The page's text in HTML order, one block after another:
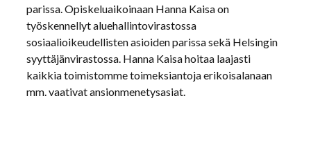
parissa. Opiskeluaikoinaan Hanna Kaisa on
työskennellyt aluehallintovirastossa
sosiaalioikeudellisten asioiden parissa sekä Helsingin
syyttäjänvirastossa. Hanna Kaisa hoitaa laajasti
kaikkia toimistomme toimeksiantoja erikoisalanaan
mm. vaativat ansionmenetysasiat.